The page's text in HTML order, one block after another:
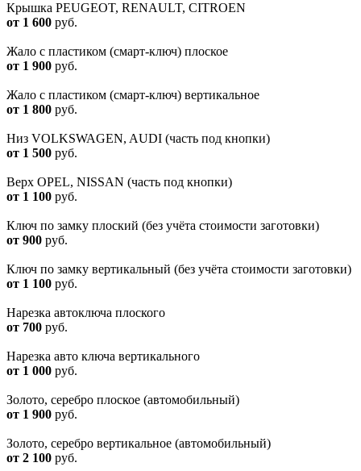
Крышка PEUGEOT, RENAULT, CITROEN
от 1 600 руб.
Жало с пластиком (смарт-ключ) плоское
от 1 900 руб.
Жало с пластиком (смарт-ключ) вертикальное
от 1 800 руб.
Низ VOLKSWAGEN, AUDI (часть под кнопки)
от 1 500 руб.
Верх OPEL, NISSAN (часть под кнопки)
от 1 100 руб.
Ключ по замку плоский (без учёта стоимости заготовки)
от 900 руб.
Ключ по замку вертикальный (без учёта стоимости заготовки)
от 1 100 руб.
Нарезка автоключа плоского
от 700 руб.
Нарезка авто ключа вертикального
от 1 000 руб.
Золото, серебро плоское (автомобильный)
от 1 900 руб.
Золото, серебро вертикальное (автомобильный)
от 2 100 руб.